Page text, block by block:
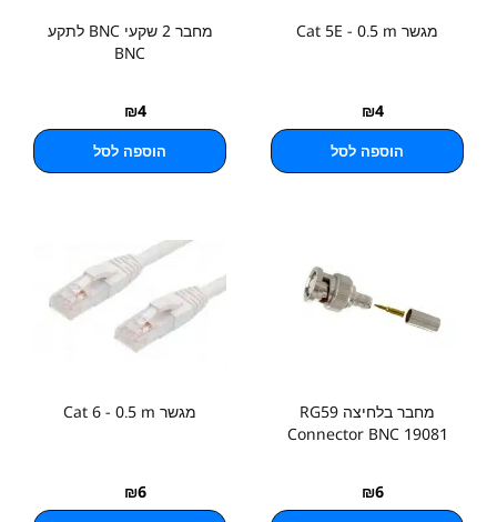
מגשר Cat 5E - 0.5 m
₪4
הוספה לסל
מחבר 2 שקעי BNC לתקע
BNC
₪4
הוספה לסל
מחבר בלחיצה RG59
Connector BNC 19081
₪6
מגשר Cat 6 - 0.5 m
₪6